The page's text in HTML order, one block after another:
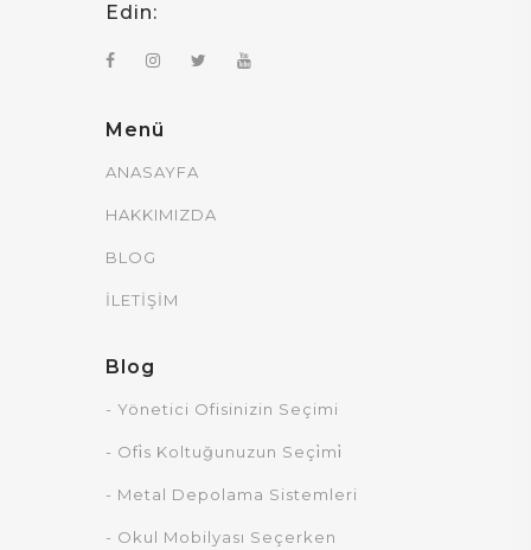
Edin:
Menü
ANASAYFA
HAKKIMIZDA
BLOG
İLETİŞİM
Blog
- Yönetici Ofisinizin Seçimi
- Ofi̇s Koltuğunuzun Seçi̇mi̇
- Metal Depolama Sistemleri
- Okul Mobilyası Seçerken